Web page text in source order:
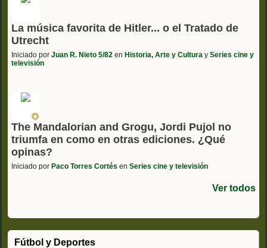
La música favorita de Hitler... o el Tratado de
Utrecht
Iniciado por Juan R. Nieto 5/82 en Historia, Arte y Cultura y Series cine y
televisión
The Mandalorian and Grogu, Jordi Pujol no
triumfa en como en otras ediciones. ¿Qué
opinas?
Iniciado por Paco Torres Cortés en Series cine y televisión
Ver todos
Fútbol y Deportes